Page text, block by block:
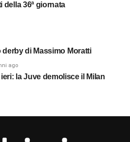
della 36ª giornata
di Massimo Moratti
ago
la Juve demolisce il Milan